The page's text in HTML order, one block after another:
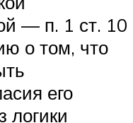
— п. 1 ст. 10
о том, что
его
логики